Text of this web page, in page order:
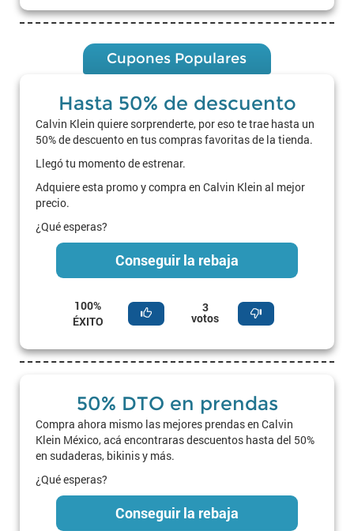
Cupones Populares
Hasta 50% de descuento
Calvin Klein quiere sorprenderte, por eso te trae hasta un
50% de descuento en tus compras favoritas de la tienda.
Llegó tu momento de estrenar.
Adquiere esta promo y compra en Calvin Klein al mejor
precio.
¿Qué esperas?
Conseguir la rebaja
100%
ÉXITO
3
votos
50% DTO en prendas
Compra ahora mismo las mejores prendas en Calvin
Klein México, acá encontraras descuentos hasta del 50%
en sudaderas, bikinis y más.
¿Qué esperas?
Conseguir la rebaja